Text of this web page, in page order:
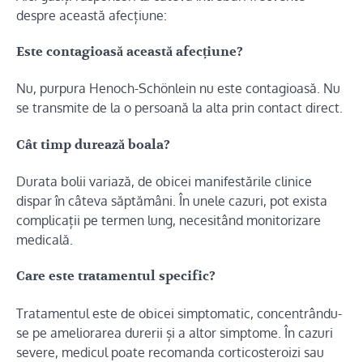
despre această afecțiune:
Este contagioasă această afecțiune?
Nu, purpura Henoch-Schönlein nu este contagioasă. Nu
se transmite de la o persoană la alta prin contact direct.
Cât timp durează boala?
Durata bolii variază, de obicei manifestările clinice
dispar în câteva săptămâni. În unele cazuri, pot exista
complicații pe termen lung, necesitând monitorizare
medicală.
Care este tratamentul specific?
Tratamentul este de obicei simptomatic, concentrându-
se pe ameliorarea durerii și a altor simptome. În cazuri
severe, medicul poate recomanda corticosteroizi sau